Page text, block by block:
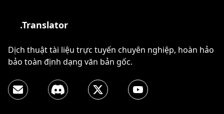
.Translator
Dịch thuật tài liệu trực tuyến chuyên nghiệp, hoàn hảo
bảo toàn định dạng văn bản gốc.